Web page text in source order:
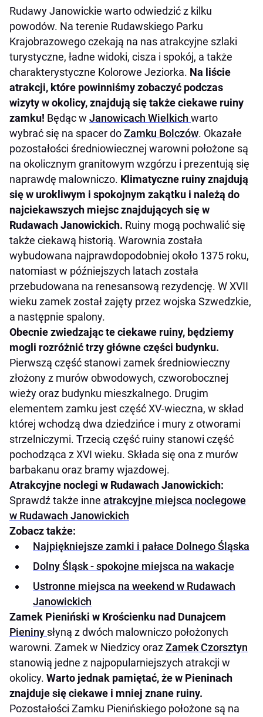
Rudawy Janowickie warto odwiedzić z kilku
powodów. Na terenie Rudawskiego Parku
Krajobrazowego czekają na nas atrakcyjne szlaki
turystyczne, ładne widoki, cisza i spokój, a także
charakterystyczne Kolorowe Jeziorka. Na liście
atrakcji, które powinniśmy zobaczyć podczas
wizyty w okolicy, znajdują się także ciekawe ruiny
zamku! Będąc w Janowicach Wielkich warto
wybrać się na spacer doZamku Bolczów. Okazałe
pozostałości średniowiecznej warowni położone są
na okolicznym granitowym wzgórzu i prezentują się
naprawdę malowniczo. Klimatyczne ruiny znajdują
się w urokliwym i spokojnym zakątku i należą do
najciekawszych miejsc znajdujących się w
Rudawach Janowickich. Ruiny mogą pochwalić się
także ciekawą historią. Warownia została
wybudowana najprawdopodobniej około 1375 roku,
natomiast w późniejszych latach została
przebudowana na renesansową rezydencję. W XVII
wieku zamek został zajęty przez wojska Szwedzkie,
a następnie spalony.
Obecnie zwiedzając te ciekawe ruiny, będziemy
mogli rozróżnić trzy główne części budynku.
Pierwszą część stanowi zamek średniowieczny
złożony z murów obwodowych, czworobocznej
wieży oraz budynku mieszkalnego. Drugim
elementem zamku jest część XV-wieczna, w skład
której wchodzą dwa dziedzińce i mury z otworami
strzelniczymi. Trzecią część ruiny stanowi część
pochodząca z XVI wieku. Składa się ona z murów
barbakanu oraz bramy wjazdowej.
Atrakcyjne noclegi w Rudawach Janowickich:
Sprawdź także inne atrakcyjne miejsca noclegowe
w Rudawach Janowickich
Zobacz także:
Najpiękniejsze zamki i pałace Dolnego Śląska
Dolny Śląsk - spokojne miejsca na wakacje
Ustronne miejsca na weekend w Rudawach
Janowickich
Zamek Pieniński w Krościenku nad Dunajcem
Pieniny słyną z dwóch malowniczo położonych
warowni. Zamek w Niedzicy orazZamek Czorsztyn
stanowią jedne z najpopularniejszych atrakcji w
okolicy. Warto jednak pamiętać, że w Pieninach
znajduje się ciekawe i mniej znane ruiny.
Pozostałości Zamku Pienińskiego położone są na